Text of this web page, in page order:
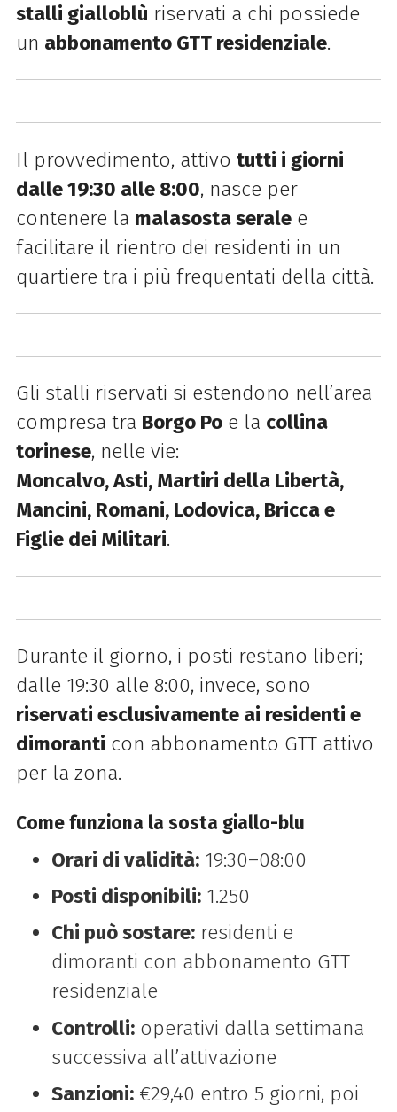
stalli gialloblù riservati a chi possiede
un abbonamento GTT residenziale.
Il provvedimento, attivo tutti i giorni
dalle 19:30 alle 8:00, nasce per
contenere la malasosta seralee
facilitare il rientro dei residenti in un
quartiere tra i più frequentati della città.
Gli stalli riservati si estendono nell’area
compresa tra Borgo Poe la collina
torinese, nelle vie:
Moncalvo, Asti, Martiri della Libertà,
Mancini, Romani, Lodovica, Bricca e
Figlie dei Militari.
Durante il giorno, i posti restano liberi;
dalle 19:30 alle 8:00, invece, sono
riservati esclusivamente ai residenti e
dimoranti con abbonamento GTT attivo
per la zona.
Come funziona la sosta giallo-blu
Orari di validità:19:30–08:00
Posti disponibili:1.250
Chi può sostare:residenti e
dimoranti con abbonamento GTT
residenziale
Controlli:operativi dalla settimana
successiva all’attivazione
Sanzioni:€29,40 entro 5 giorni, poi